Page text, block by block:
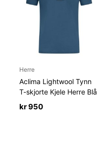
Herre
Aclima Lightwool Tynn
T-skjorte Kjele Herre Blå
kr950